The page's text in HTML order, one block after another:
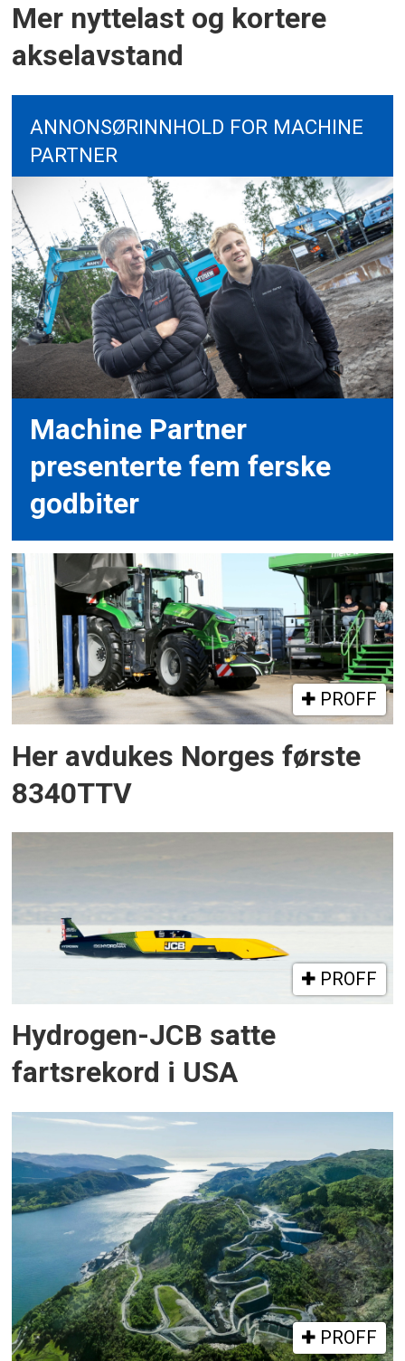
Mer nyttelast og kortere
akselavstand
ANNONSØRINNHOLD FOR MACHINE
PARTNER
Machine Partner
presenterte fem ferske
godbiter
PROFF
Her avdukes Norges første
8340TTV
PROFF
Hydrogen-JCB satte
fartsrekord i USA
PROFF